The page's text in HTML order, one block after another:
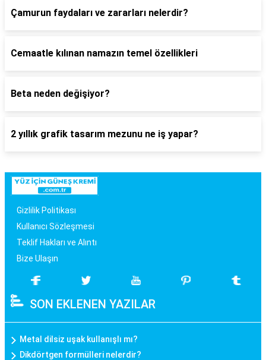
Çamurun faydaları ve zararları nelerdir?
Cemaatle kılınan namazın temel özellikleri
Beta neden değişiyor?
2 yıllık grafik tasarım mezunu ne iş yapar?
Gizlilik Politikası
Kullanıcı Sözleşmesi
Teklif Hakları ve Alıntı
Bize Ulaşın
SON EKLENEN YAZILAR
Metal dilsiz uşak kullanışlı mı?
Dikdörtgen formülleri nelerdir?